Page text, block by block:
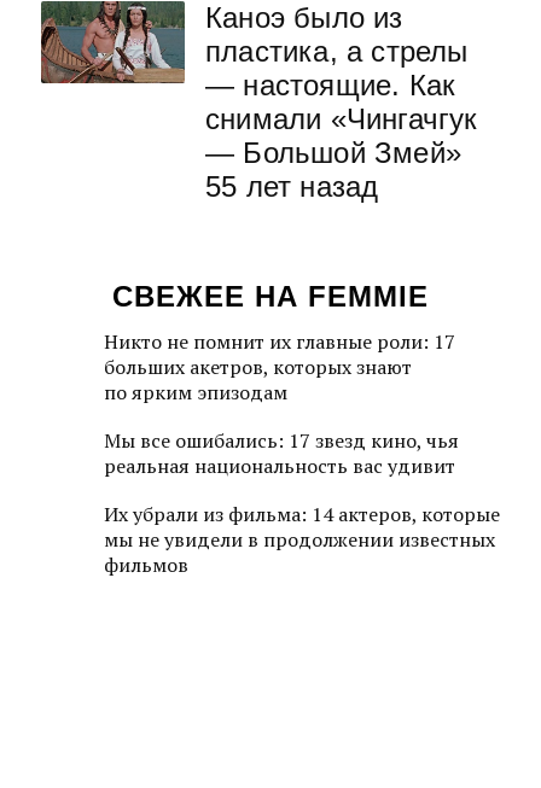
Каноэ было из
пластика, а стрелы
— настоящие. Как
снимали «Чингачгук
— Большой Змей»
55 лет назад
СВЕЖЕЕ НА FEMMIE
Никто не помнит их главные роли: 17
больших акетров, которых знают
по ярким эпизодам
Мы все ошибались: 17 звезд кино, чья
реальная национальность вас удивит
Их убрали из фильма: 14 актеров, которые
мы не увидели в продолжении известных
фильмов